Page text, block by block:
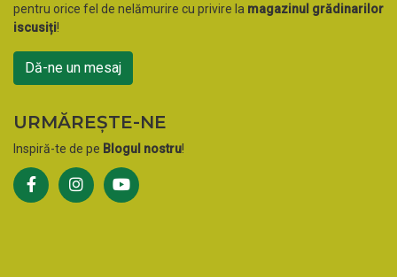
pentru orice fel de nelămurire cu privire la magazinul grădinarilor
iscusiți!
Dă-ne un mesaj
URMĂREȘTE-NE
Inspiră-te de pe Blogul nostru!